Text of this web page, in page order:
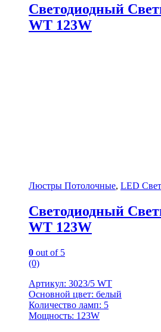
Светодиодный
WT 123W
Люстры Потолочные, LED
Светодиодный
WT 123W
0 out of 5
(0)
Артикул: 3023/5 WT
Основной цвет: белый
Количество ламп: 5
Мощность: 123W